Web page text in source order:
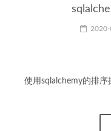
使用sqlalchemy的排